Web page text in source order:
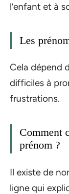
l’enfant et à
Les
Cela dépend
difficiles à
frustrations.
Comment
prénom ?
Il existe de
ligne qui